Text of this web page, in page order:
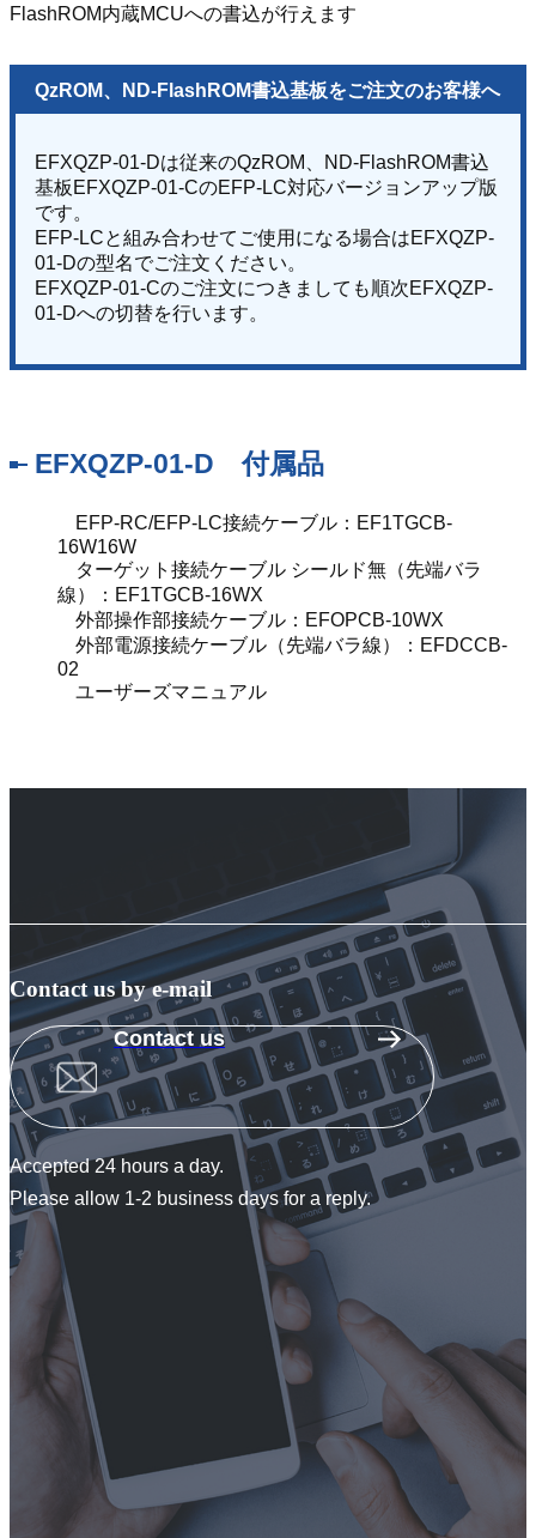
FlashROM内蔵MCUへの書込が行えます
QzROM、ND-FlashROM書込基板をご注文のお客様へ
EFXQZP-01-Dは従来のQzROM、ND-FlashROM書込
基板EFXQZP-01-CのEFP-LC対応バージョンアップ版
です。
EFP-LCと組み合わせてご使用になる場合はEFXQZP-
01-Dの型名でご注文ください。
EFXQZP-01-Cのご注文につきましても順次EFXQZP-
01-Dへの切替を行います。
EFXQZP-01-D 付属品
EFP-RC/EFP-LC接続ケーブル：EF1TGCB-
16W16W
ターゲット接続ケーブル シールド無（先端バラ
線）：EF1TGCB-16WX
外部操作部接続ケーブル：EFOPCB-10WX
外部電源接続ケーブル（先端バラ線）：EFDCCB-
02
ユーザーズマニュアル
Contact us by e-mail
Contact us
Accepted 24 hours a day.
Please allow 1-2 business days for a reply.